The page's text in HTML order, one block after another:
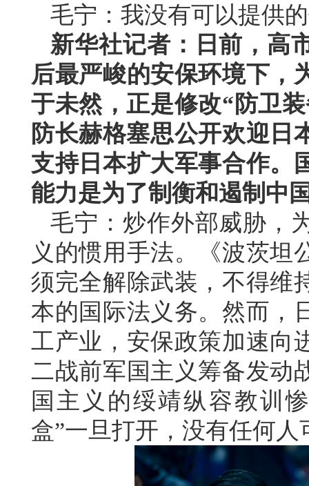
毛宁：我没有可以提供
新华社记者：日前，高
后最严峻的安保环境下，
于未然，正是修改“防卫
防长赫格塞思公开欢迎日
支持日本扩大军事合作。
能力是为了制衡和遏制中
毛宁：炒作外部威胁，
义的惯用手法。《波茨坦
须完全解除武装，不得维
本的国际法义务。然而，
工产业，安保政策加速向
二战前军国主义筹备发动
国主义的绥靖纵容教训
盒”一旦打开，没有任何